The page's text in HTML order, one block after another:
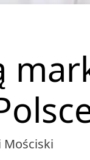
Mościski